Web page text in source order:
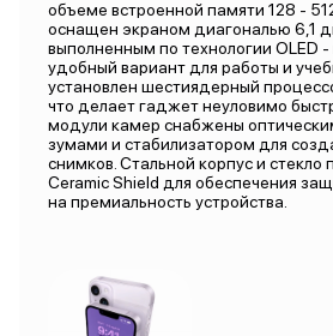
объеме встроенной памяти 128 -
оснащен экраном диагональю 6,1
выполненным по технологии OLED
удобный вариант для работы и
установлен шестиядерный
что делает гаджет неуловимо
модули камер снабжены
зумами и стабилизатором для
снимков. Стальной корпус и стекло
Ceramic Shield для обеспечения
на премиальность устройства.